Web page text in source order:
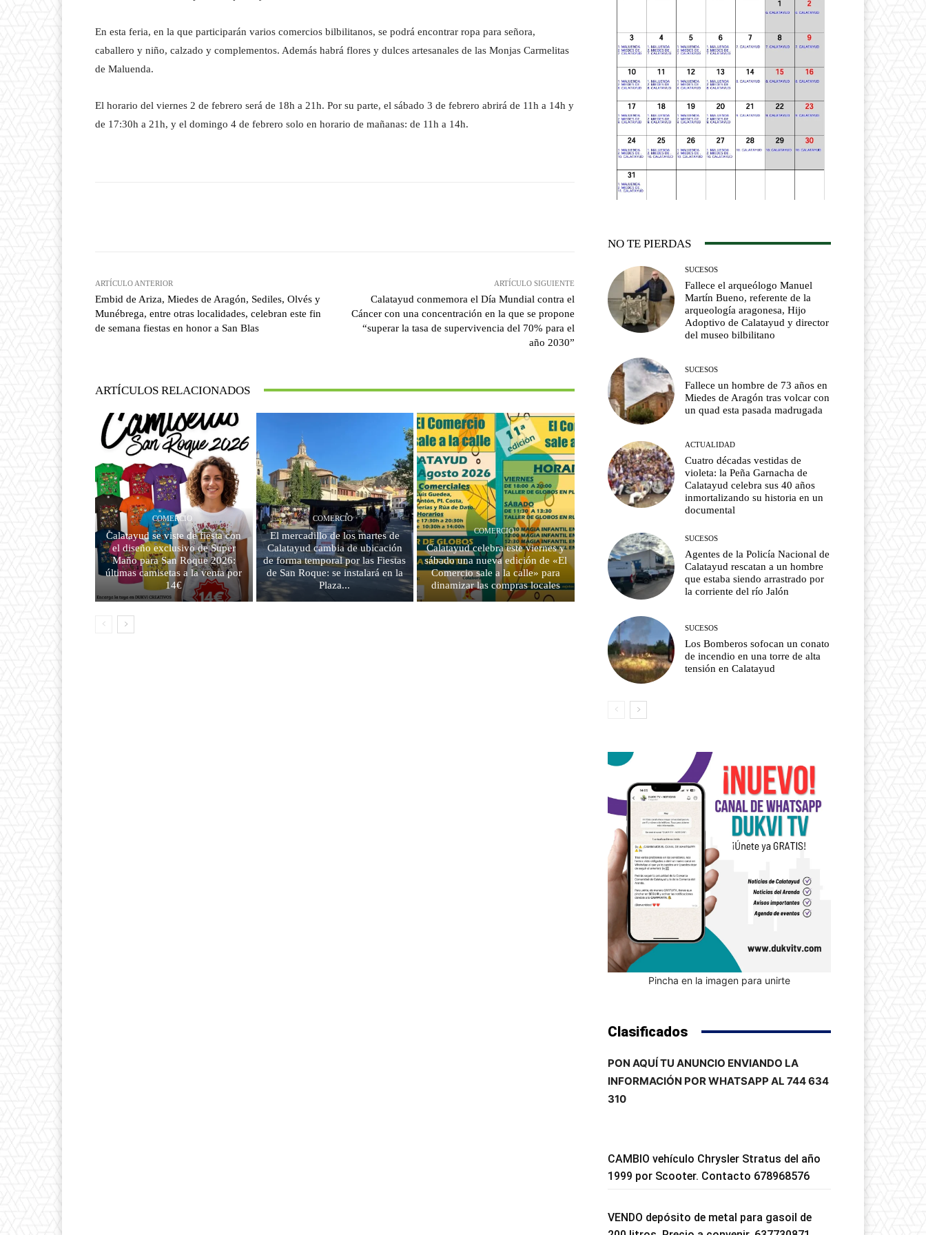
En esta feria, en la que participarán varios comercios bilbilitanos, se podrá encontrar ropa para señora,
caballero y niño, calzado y complementos. Además habrá flores y dulces artesanales de las Monjas Carmelitas
de Maluenda.
El horario del viernes 2 de febrero será de 18h a 21h. Por su parte, el sábado 3 de febrero abrirá de 11h a 14h y
de 17:30h a 21h, y el domingo 4 de febrero solo en horario de mañanas: de 11h a 14h.
ARTÍCULO ANTERIOR
Embid de Ariza, Miedes de Aragón, Sediles, Olvés y
Munébrega, entre otras localidades, celebran este fin
de semana fiestas en honor a San Blas
ARTÍCULO SIGUIENTE
Calatayud conmemora el Día Mundial contra el
Cáncer con una concentración en la que se propone
“superar la tasa de supervivencia del 70% para el
año 2030”
ARTÍCULOS RELACIONADOS
COMERCIO
Calatayud se viste de fiesta con
el diseño exclusivo de Super
Maño para San Roque 2026:
últimas camisetas a la venta por
14€
COMERCIO
El mercadillo de los martes de
Calatayud cambia de ubicación
de forma temporal por las Fiestas
de San Roque: se instalará en la
Plaza...
COMERCIO
Calatayud celebra este viernes y
sábado una nueva edición de «El
Comercio sale a la calle» para
dinamizar las compras locales
NO TE PIERDAS
SUCESOS
Fallece el arqueólogo Manuel
Martín Bueno, referente de la
arqueología aragonesa, Hijo
Adoptivo de Calatayud y director
del museo bilbilitano
SUCESOS
Fallece un hombre de 73 años en
Miedes de Aragón tras volcar con
un quad esta pasada madrugada
ACTUALIDAD
Cuatro décadas vestidas de
violeta: la Peña Garnacha de
Calatayud celebra sus 40 años
inmortalizando su historia en un
documental
SUCESOS
Agentes de la Policía Nacional de
Calatayud rescatan a un hombre
que estaba siendo arrastrado por
la corriente del río Jalón
SUCESOS
Los Bomberos sofocan un conato
de incendio en una torre de alta
tensión en Calatayud
Pincha en la imagen para unirte
Clasificados
PON AQUÍ TU ANUNCIO ENVIANDO LA
INFORMACIÓN POR WHATSAPP AL 744 634
310
CAMBIO vehículo Chrysler Stratus del año
1999 por Scooter. Contacto 678968576
VENDO depósito de metal para gasoil de